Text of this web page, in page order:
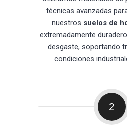
técnicas avanzadas
nuestros suelos de
extremadamente
desgaste, soportando
condiciones
2